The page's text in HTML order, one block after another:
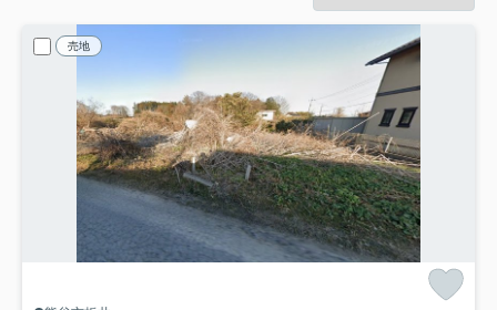
売地